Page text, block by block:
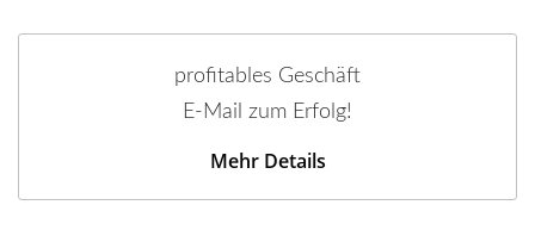
profitables Geschäft
E-Mail zum Erfolg!
Mehr Details